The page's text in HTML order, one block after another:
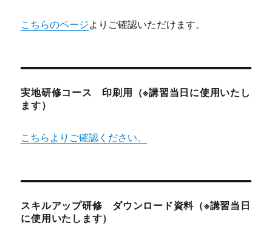
こちらのページよりご確認いただけます。
実地研修コース 印刷用（※講習当日に使用いたし
ます）
こちらよりご確認ください。
スキルアップ研修 ダウンロード資料（※講習当日
に使用いたします）